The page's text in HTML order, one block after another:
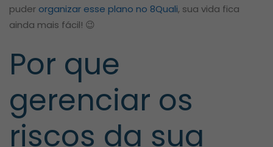
puder organizar esse plano no 8Quali, sua vida fica
ainda mais fácil! 😉
Por que
gerenciar os
riscos da sua